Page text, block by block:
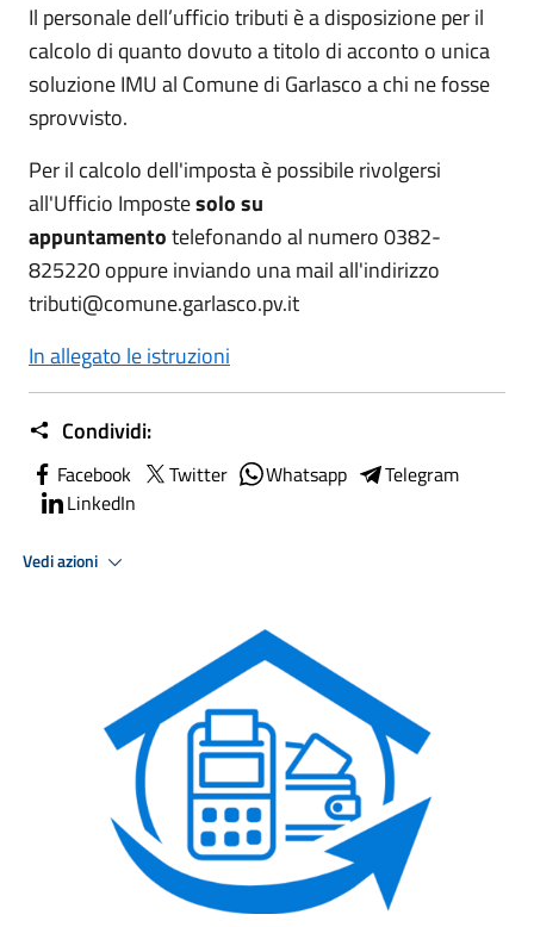
Il personale dell’ufficio tributi è a disposizione per il
calcolo di quanto dovuto a titolo di acconto o unica
soluzione IMU al Comune di Garlasco a chi ne fosse
sprovvisto.
Per il calcolo dell'imposta è possibile rivolgersi
all'Ufficio Impostesolo su
appuntamentotelefonando al numero 0382-
825220 oppure inviando una mail all'indirizzo
tributi@comune.garlasco.pv.it
In allegato le istruzioni
Condividi:
Facebook Twitter Whatsapp
Telegram
LinkedIn
Vedi azioni